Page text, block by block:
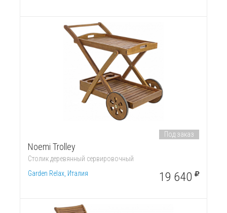
Noemi Trolley
Столик деревянный сервировочный
Garden Relax, Италия
Под заказ
19 640